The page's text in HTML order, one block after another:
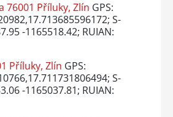
76001 Příluky, Zlín GPS:
S-
-1165518.42; RUIAN:
Příluky, Zlín GPS:
S-
-1165037.81; RUIAN: